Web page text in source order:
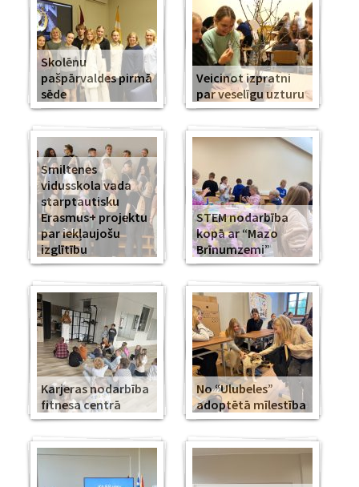
Skolēnu
pašpārvaldes pirmā
sēde
Veicinot izpratni
par veselīgu uzturu
Smiltenes
vidusskola vada
starptautisku
Erasmus+ projektu
par iekļaujošu
izglītību
STEM nodarbība
kopā ar “Mazo
Brīnumzemi”
Karjeras nodarbība
fitnesa centrā
No “Ulubeles”
adoptētā mīlestība